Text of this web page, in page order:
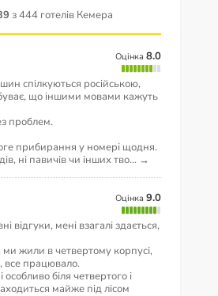
з 444 готелів Кемера
Оцінка
8.0
спілкуються російською,
що іншими мовами кажуть
проблем.
прибирання у номері щодня.
ні павичів чи інших тво... →
Оцінка
9.0
відгуки, мені взагалі здається,
жили в четвертому корпусі,
все працювало.
біля четвертого і
майже під лісом